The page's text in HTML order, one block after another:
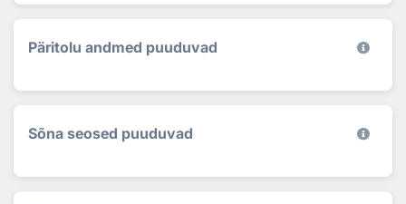
Päritolu andmed puuduvad
Sõna seosed puuduvad